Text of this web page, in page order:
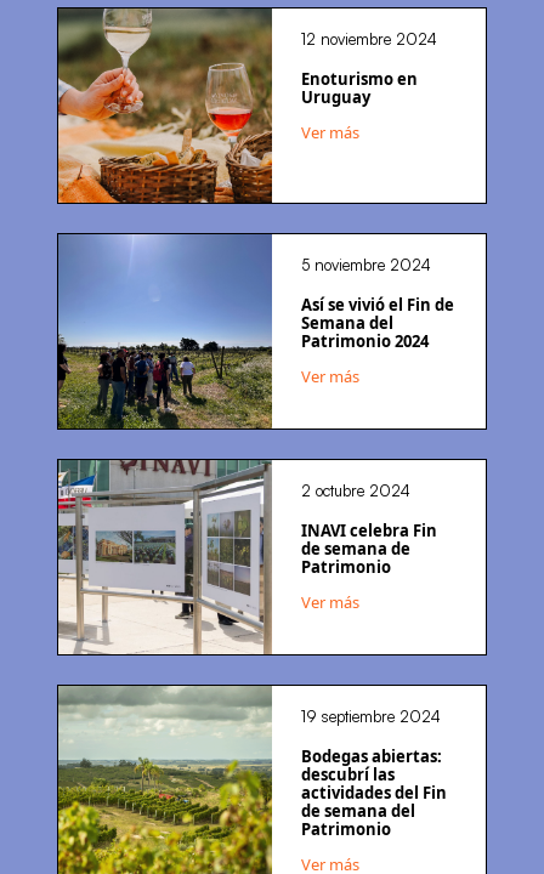
12 noviembre 2024
Enoturismo en
Uruguay
Ver más
5 noviembre 2024
Así se vivió el Fin de
Semana del
Patrimonio 2024
Ver más
2 octubre 2024
INAVI celebra Fin
de semana de
Patrimonio
Ver más
19 septiembre 2024
Bodegas abiertas:
descubrí las
actividades del Fin
de semana del
Patrimonio
Ver más